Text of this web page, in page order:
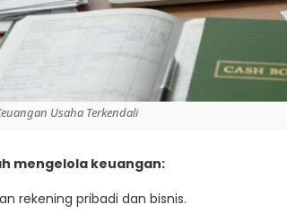
Usaha Terkendali
mengelola keuangan:
rekening pribadi dan bisnis.